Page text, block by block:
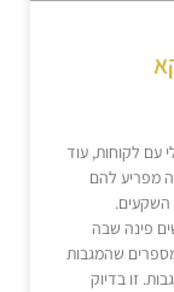
עם לקוחות, עוד
מפריע להם
השקעים.
פינה שבה
מספרים שהמגבות
זו בדיוק